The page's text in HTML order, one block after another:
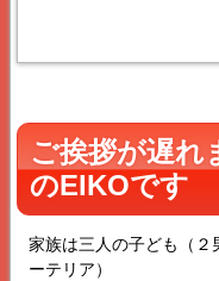
ご挨拶が遅れ
のEIKOです
家族は三人の子ども（２
ーテリア）